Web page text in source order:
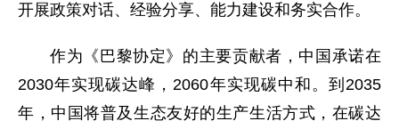
开展政策对话、经验分享、能力建设和务实合作。
作为《巴黎协定》的主要贡献者，中国承诺在
2030年实现碳达峰，2060年实现碳中和。到2035
年，中国将普及生态友好的生产生活方式，在碳达